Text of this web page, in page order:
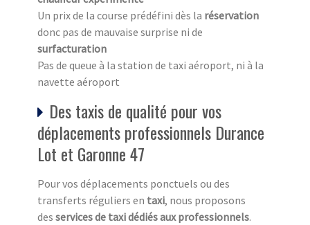
Un prix de la course prédéfini dès la réservation
donc pas de mauvaise surprise ni de
surfacturation
Pas de queue à la station de taxi aéroport, ni à la
navette aéroport
Des taxis de qualité pour vos
déplacements professionnels Durance
Lot et Garonne 47
Pour vos déplacements ponctuels ou des
transferts réguliers en taxi, nous proposons
des services de taxi dédiés aux professionnels.